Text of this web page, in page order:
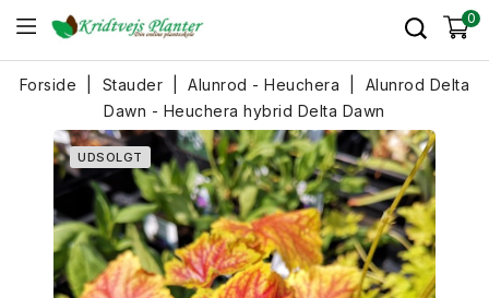
0
Forside Stauder Alunrod - Heuchera
Alunrod Delta
Dawn - Heuchera hybrid Delta Dawn
UDSOLGT